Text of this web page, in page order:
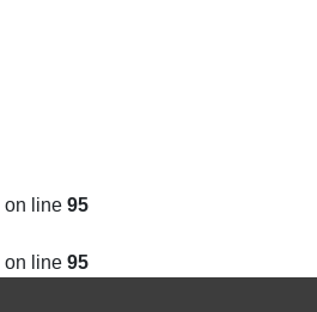
on line 95
on line 95